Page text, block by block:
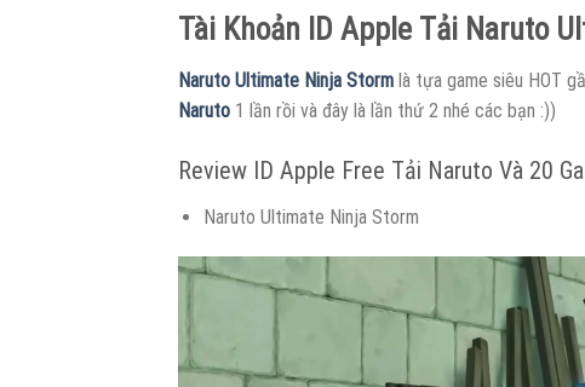
Tài Khoản ID Apple Tải Naruto
Naruto Ultimate Ninja Storm là tựa game siêu HOT
Naruto 1 lần rồi và đây là lần thứ 2 nhé các bạn :))
Review ID Apple Free Tải Naruto Và 20
Naruto Ultimate Ninja Storm